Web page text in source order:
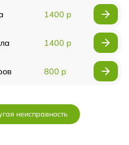
1400 р
1400 р
800 р
неисправность